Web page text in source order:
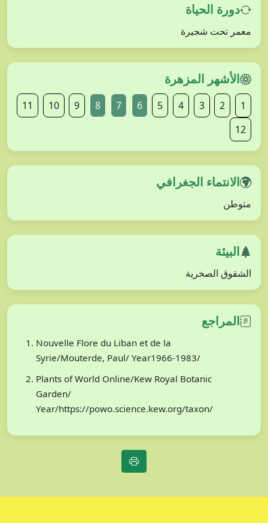
دورة الحياة
معمر تحت شجيرة
الأشهر المزهرة
1
2
3
4
5
6
7
8
9
10
11
12
الانتماء الجغرافي
متوطن
البيئة
الشقوق الصخرية
المراجع
Nouvelle Flore du Liban et de la
Syrie/Mouterde, Paul/ Year1966-1983/
Plants of World Online/Kew Royal Botanic
Garden/
Year/https://powo.science.kew.org/taxon/